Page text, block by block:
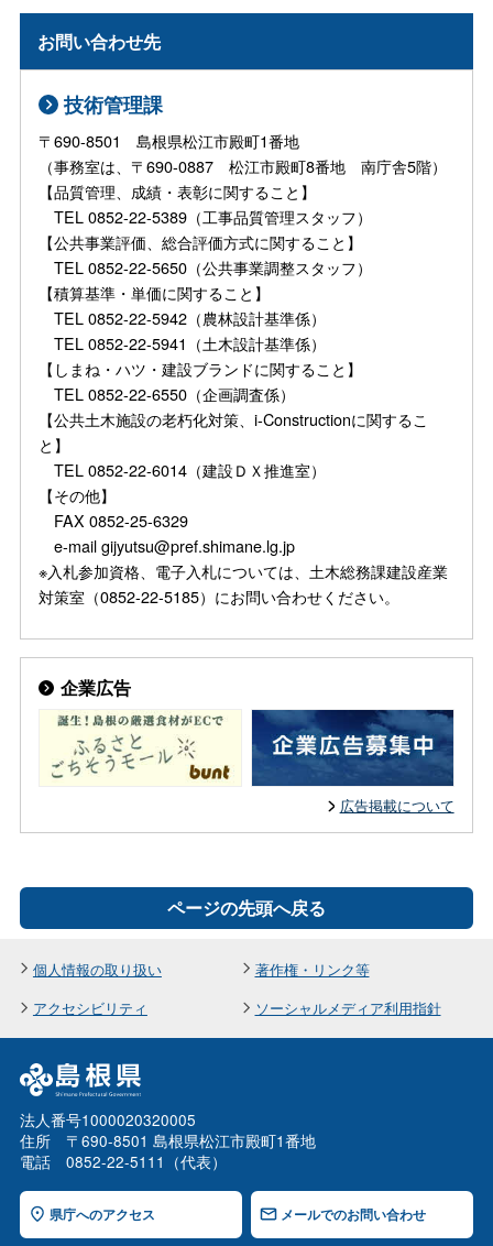
お問い合わせ先
技術管理課
〒690-8501 島根県松江市殿町1番地
（事務室は、〒690-0887 松江市殿町8番地 南庁舎5階）
【品質管理、成績・表彰に関すること】
TEL 0852-22-5389（工事品質管理スタッフ）
【公共事業評価、総合評価方式に関すること】
TEL 0852-22-5650（公共事業調整スタッフ）
【積算基準・単価に関すること】
TEL 0852-22-5942（農林設計基準係）
TEL 0852-22-5941（土木設計基準係）
【しまね・ハツ・建設ブランドに関すること】
TEL 0852-22-6550（企画調査係）
【公共土木施設の老朽化対策、i-Constructionに関するこ
と】
TEL 0852-22-6014（建設ＤＸ推進室）
【その他】
FAX 0852-25-6329
e-mail gijyutsu@pref.shimane.lg.jp
※入札参加資格、電子入札については、土木総務課建設産業
対策室（0852-22-5185）にお問い合わせください。
企業広告
広告掲載について
ページの先頭へ戻る
個人情報の取り扱い
著作権・リンク等
アクセシビリティ
ソーシャルメディア利用指針
法人番号1000020320005
住所 〒690-8501 島根県松江市殿町1番地
電話 0852-22-5111（代表）
県庁へのアクセス メールでのお問い合わせ